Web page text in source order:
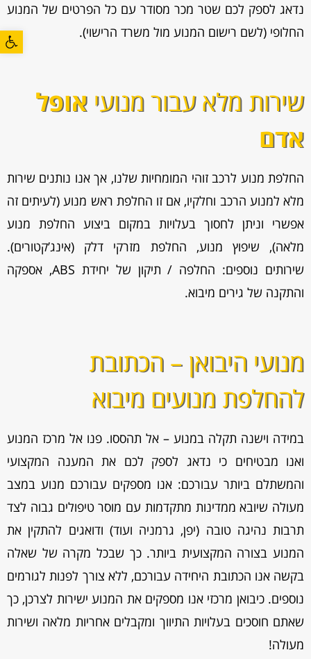
פתח
נדאג לספק לכם שטר מכר מסודר עם כל הפרטים של המנוע
החלופי (לשם רישום המנוע מול משרד הרישוי).
שירות מלא עבור מנועי אופל
אדם
החלפת מנוע לרכב זוהי המומחיות שלנו, אך אנו נותנים שירות
מלא למנוע הרכב וחלקיו, אם זו החלפת ראש מנוע (לעיתים זה
אפשרי וניתן לחסוך בעלויות במקום ביצוע החלפת מנוע
מלאה), שיפוץ מנוע, החלפת מזרקי דלק (אינג’קטורים).
שירותים נוספים: החלפה / תיקון של יחידת ABS, אספקה
והתקנה של גירים מיבוא.
מנועי היבואן – הכתובת
להחלפת מנועים מיבוא
במידה וישנה תקלה במנוע – אל תהססו. פנו אל מרכז המנוע
ואנו מבטיחים כי נדאג לספק לכם את המענה המקצועי
והמשתלם ביותר עבורכם: אנו מספקים עבורכם מנוע במצב
מעולה שיובא ממדינות מתקדמות עם מוסר טיפולים גבוה לצד
תרבות נהיגה טובה (יפן, גרמניה ועוד) ודואגים להתקין את
המנוע בצורה המקצועית ביותר. כך שבכל מקרה של שאלה
בקשה אנו הכתובת היחידה עבורכם, ללא צורך לפנות לגורמים
נוספים. כיבואן מרכזי אנו מספקים את המנוע ישירות לצרכן, כך
שאתם חוסכים בעלויות התיווך ומקבלים אחריות מלאה ושירות
מעולה!